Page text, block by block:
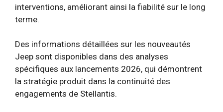
interventions, améliorant ainsi la fiabilité sur le long
terme.
Des informations détaillées sur les nouveautés
Jeep sont disponibles dans des analyses
spécifiques aux lancements 2026, qui démontrent
la stratégie produit dans la continuité des
engagements de Stellantis.